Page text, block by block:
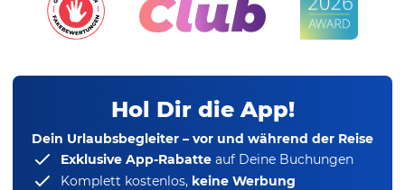
Hol Dir die App!
Dein Urlaubsbegleiter – vor und während der Reise
Exklusive App-Rabatte auf Deine Buchungen
Komplett kostenlos, keine Werbung